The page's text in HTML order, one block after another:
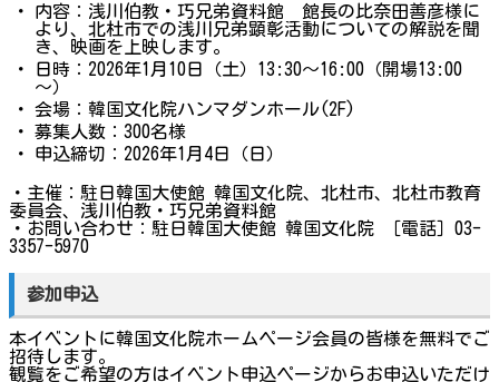
・
内容：浅川伯教・巧兄弟資料館 館長の比奈田善彦様に
より、北杜市での浅川兄弟顕彰活動についての解説を聞
き、映画を上映します。
・
日時：2026年1月10日（土）13:30～16:00（開場13:00
～）
・
会場：韓国文化院ハンマダンホール(2F)
・
募集人数：300名様
・
申込締切：2026年1月4日（日）
・主催：駐日韓国大使館 韓国文化院、北杜市、北杜市教育
委員会、浅川伯教・巧兄弟資料館
・お問い合わせ：駐日韓国大使館 韓国文化院 ［電話］03-
3357-5970
参加申込
本イベントに韓国文化院ホームページ会員の皆様を無料でご
招待します。
観覧をご希望の方はイベント申込ページからお申込いただけ